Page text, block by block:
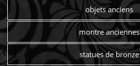
objets anciens
montre anciennes
statues de bronze